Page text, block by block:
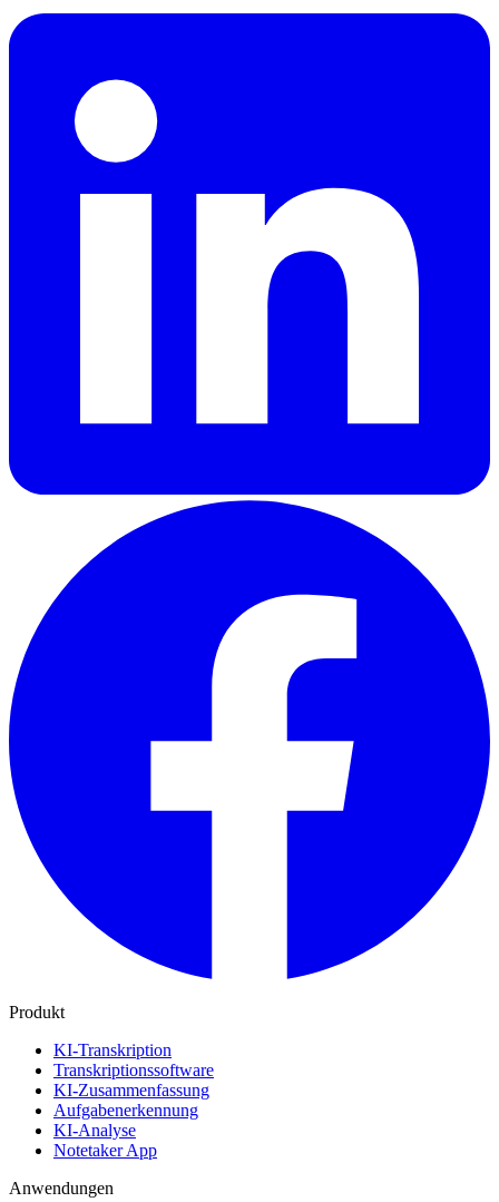
Produkt
KI-Transkription
Transkriptionssoftware
KI-Zusammenfassung
Aufgabenerkennung
KI-Analyse
Notetaker App
Anwendungen